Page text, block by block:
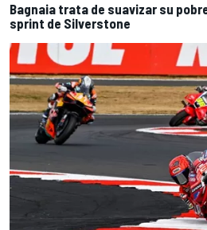
Bagnaia trata de suavizar su
sprint de Silverstone